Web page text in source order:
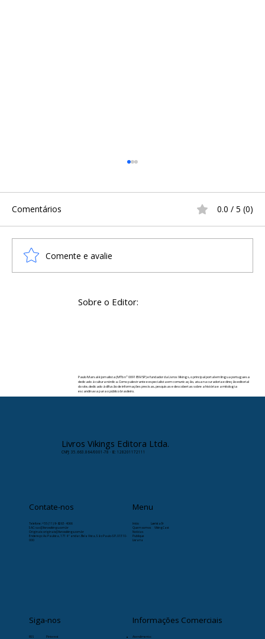
A Gênese Viking: Como a Invasão de
Comentários 0.0 / 5 (0)
Comente e avalie
Sobre o Editor:
Paulo Marsal é jornalista (MTb nº 0091859/SP) e fundador da Livros Vikings, o principal portal em língua portuguesa
dedicado à cultura nórdica. Como palestrante e especialista em comunicação, atua na curadoria e direção editorial
do site, dedicado à difusão de informações precisas, pesquisas e descobertas sobre a história e a mitologia
escandinava para o público brasileiro.
Livros Vikings Editora Ltda.
CNPJ: 35.663.864/0001-78 · IE: 128201172111
Contate-nos
Telefone:+55 (11) 9-8263-4066
SAC: sac@livrosvikings.com.br
Originais: originais@livrosvikings.com.br
Endereço: Av. Paulista, 171 4º andar, Bela Vista, São Paulo-SP, 01310-
000
Menu
Início
Læristaðr
Quem somos
VikingCast
Notícias
Publique
Livraria
Siga-nos
RSS Pinterest
Informações Comerciais
Atendimento: